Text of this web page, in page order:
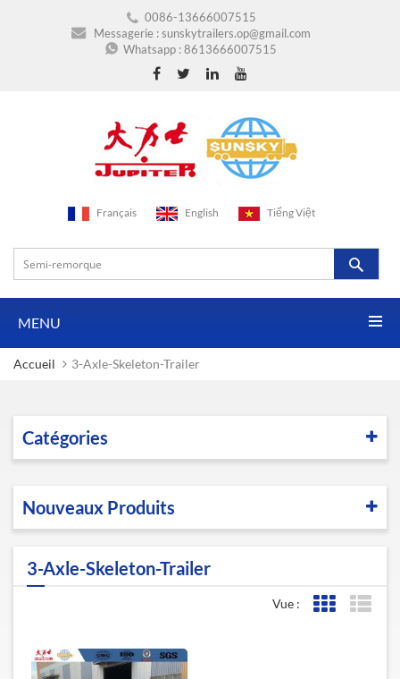
0086-13666007515
Messagerie :sunskytrailers.op@gmail.com
Whatsapp :8613666007515
Français English Tiếng Việt
MENU
Accueil 3-Axle-Skeleton-Trailer
Catégories
Nouveaux Produits
3-Axle-Skeleton-Trailer
Vue : Affichage